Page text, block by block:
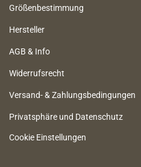
Größenbestimmung
Hersteller
AGB & Info
Widerrufsrecht
Versand- & Zahlungsbedingungen
Privatsphäre und Datenschutz
Cookie Einstellungen